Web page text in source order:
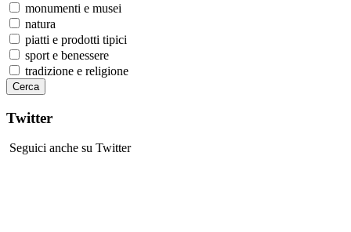
monumenti e musei
natura
piatti e prodotti tipici
sport e benessere
tradizione e religione
Twitter
Seguici anche su Twitter